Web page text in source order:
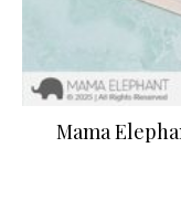
Mama